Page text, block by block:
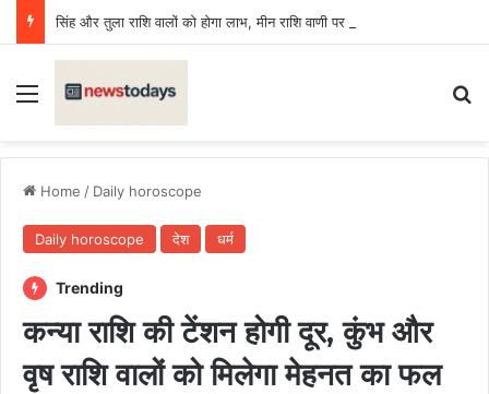
Menu
Home / Daily horoscope
Daily horoscope देश धर्म
Trending
कन्या राशि की टेंशन होगी दूर, कुंभ और
वृष राशि वालों को मिलेगा मेहनत का फल